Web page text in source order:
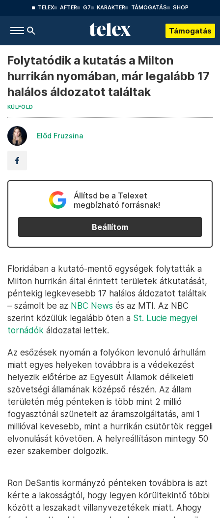
TELEX AFTER G7 KARAKTER TÁMOGATÁS SHOP
Támogatás
Folytatódik a kutatás a Milton
hurrikán nyomában, már legalább 17
halálos áldozatot találtak
KÜLFÖLD
Előd Fruzsina
Állítsd be a Telexet
megbízható forrásnak!
Beállítom
Floridában a kutató-mentő egységek folytatták a
Milton hurrikán által érintett területek átkutatását,
péntekig legkevesebb 17 halálos áldozatot találtak
– számolt be az NBC News és az MTI. Az NBC
szerint közülük legalább öten a St. Lucie megyei
tornádók áldozatai lettek.
Az esőzések nyomán a folyókon levonuló árhullám
miatt egyes helyeken továbbra is a védekezést
helyezik előtérbe az Egyesült Államok délkeleti
szövetségi államának középső részén. Az állam
területén még pénteken is több mint 2 millió
fogyasztónál szünetelt az áramszolgáltatás, ami 1
millióval kevesebb, mint a hurrikán csütörtök reggeli
elvonulását követően. A helyreállításon mintegy 50
ezer szakember dolgozik.
Ron DeSantis kormányzó pénteken továbbra is azt
kérte a lakosságtól, hogy legyen körültekintő többi
között a leszakadt villanyvezetékek miatt. Ahogy